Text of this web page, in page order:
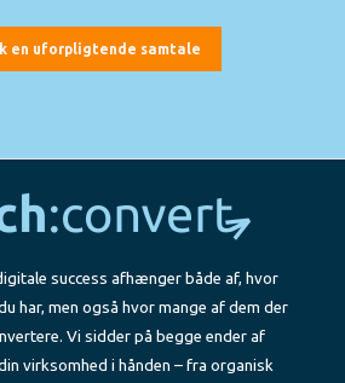
en uforpligtende samtale
success afhænger både af, hvor
har, men også hvor mange af dem der
Vi sidder på begge ender af
virksomhed i hånden – fra organisk